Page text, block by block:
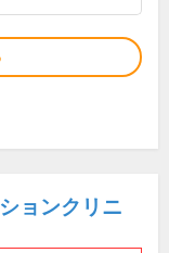
ョンクリニ